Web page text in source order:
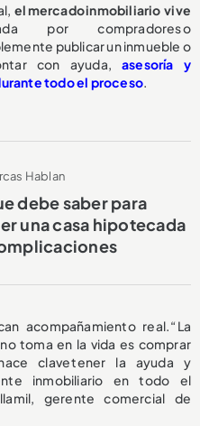
el mercado inmobiliario vive
por compradores o
publicar un inmueble o
con ayuda,asesoría y
todo el proceso.
Hablan
debe saber para
una casa hipotecada
acompañamiento real. “La
toma en la vida es comprar
clave tener la ayuda y
inmobiliario en todo el
gerente comercial de